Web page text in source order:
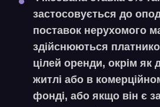
застосовується до
поставок нерухомого
здійснюються
цілей оренди, окрім
житлі або в
фонді, або якщо він є